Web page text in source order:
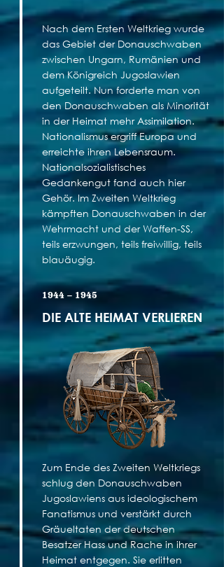
Nach dem Ersten Weltkrieg wurde
das Gebiet der Donauschwaben
zwischen Ungarn, Rumänien und
dem Königreich Jugoslawien
aufgeteilt. Nun forderte man von
den Donauschwaben als Minorität
in der Heimat mehr Assimilation.
Nationalismus ergriff Europa und
erreichte ihren Lebensraum.
Nationalsozialistisches
Gedankengut fand auch hier
Gehör. Im Zweiten Weltkrieg
kämpften Donauschwaben in der
Wehrmacht und der Waffen-SS,
teils erzwungen, teils freiwillig, teils
blauäugig.
1944 – 1945
DIE ALTE HEIMAT VERLIEREN
Zum Ende des Zweiten Weltkriegs
schlug den Donauschwaben
Jugoslawiens aus ideologischem
Fanatismus und verstärkt durch
Gräueltaten der deutschen
Besatzer Hass und Rache in ihrer
Heimat entgegen. Sie erlitten